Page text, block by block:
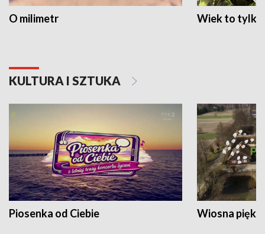
O milimetr Wiek to tylko
KULTURA I SZTUKA
Piosenka od Ciebie Wiosna